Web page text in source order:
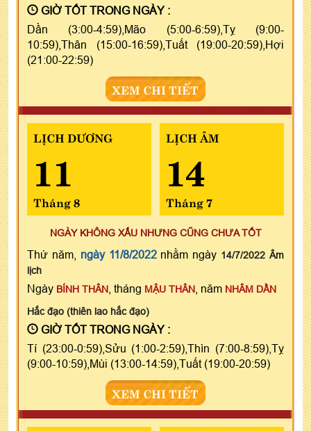
GIỜ TỐT TRONG NGÀY :
Dần (3:00-4:59),Mão (5:00-6:59),Tỵ (9:00-
10:59),Thân (15:00-16:59),Tuất (19:00-20:59),Hợi
(21:00-22:59)
XEM CHI TIẾT
LỊCH DƯƠNG
11
Tháng 8
LỊCH ÂM
14
Tháng 7
NGÀY KHÔNG XẤU NHƯNG CŨNG CHƯA TỐT
Thứ năm, ngày 11/8/2022nhằm ngày 14/7/2022 Âm
lịch
Ngày BÍNH THÂN , tháng MẬU THÂN , năm NHÂM DẦN
Hắc đạo (thiên lao hắc đạo)
GIỜ TỐT TRONG NGÀY :
Tí (23:00-0:59),Sửu (1:00-2:59),Thìn (7:00-8:59),Tỵ
(9:00-10:59),Mùi (13:00-14:59),Tuất (19:00-20:59)
XEM CHI TIẾT